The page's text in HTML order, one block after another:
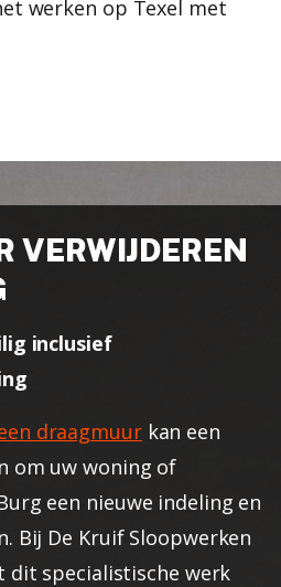
werken op Texel met
VERWIJDEREN
inclusief
draagmuurkan een
om uw woning of
een nieuwe indeling en
Bij De Kruif Sloopwerken
dit specialistische werk